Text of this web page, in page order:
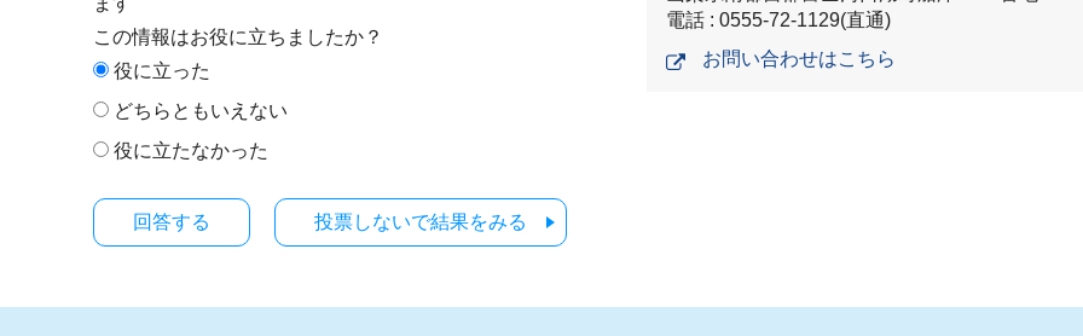
この情報はお役に立ちましたか？
役に立った
どちらともいえない
役に立たなかった
投票しないで結果をみる
電話 : 0555-72-1129(直通)
お問い合わせはこちら